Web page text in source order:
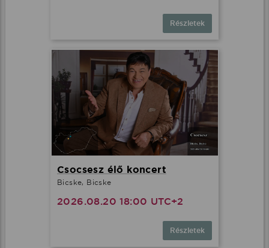
Részletek
Csocsesz élő koncert
Bicske, Bicske
2026.08.20 18:00 UTC+2
Részletek